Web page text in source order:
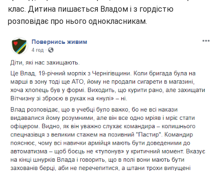
клас. Дитина пишається Владом і з гордістю
розповідає про нього однокласникам.